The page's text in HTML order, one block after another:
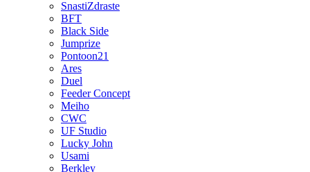
SnastiZdraste
BFT
Black Side
Jumprize
Pontoon21
Ares
Duel
Feeder Concept
Meiho
CWC
UF Studio
Lucky John
Usami
Berkley